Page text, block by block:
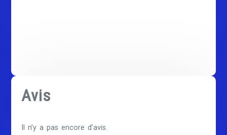
Avis
Il n’y a pas encore d’avis.